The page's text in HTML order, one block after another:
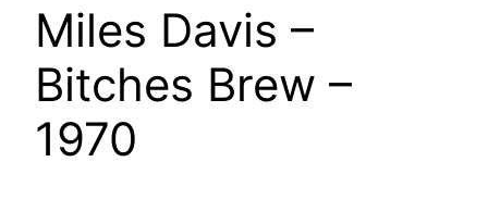
Miles Davis –
Bitches Brew –
1970